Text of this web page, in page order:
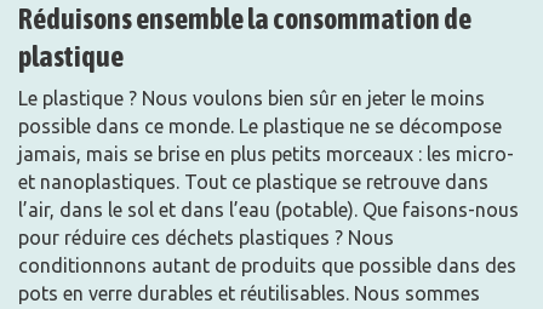
Réduisons ensemble la consommation de
plastique
Le plastique ? Nous voulons bien sûr en jeter le moins
possible dans ce monde. Le plastique ne se décompose
jamais, mais se brise en plus petits morceaux : les micro-
et nanoplastiques. Tout ce plastique se retrouve dans
l’air, dans le sol et dans l’eau (potable). Que faisons-nous
pour réduire ces déchets plastiques ? Nous
conditionnons autant de produits que possible dans des
pots en verre durables et réutilisables. Nous sommes